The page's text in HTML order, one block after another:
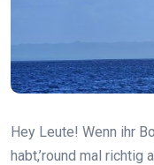
Hey Leute! Wenn ihr
habt,’round mal richtig